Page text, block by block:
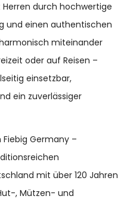
Herren durch hochwertige
und einen authentischen
miteinander
oder auf Reisen –
einsetzbar,
ein zuverlässiger
Germany –
mit über 120 Jahren
, Mützen- und